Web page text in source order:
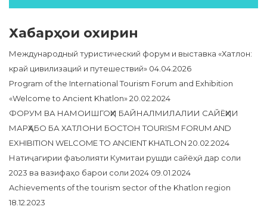
Хабарҳои охирин
Международный туристический форум и выставка «Хатлон:
край цивилизаций и путешествий» 04.04.2026
Program of the International Tourism Forum and Exhibition
«Welcome to Ancient Khatlon»20.02.2024
ФОРУМ ВА НАМОИШГОҲИ БАЙНАЛМИЛАЛИИ САЙЁҲИИ
МАРҲАБО БА ХАТЛОНИ БОСТОН TOURISM FORUM AND
EXHIBITION WELCOME TO ANCIENT KHATLON 20.02.2024
Натиҷагирии фаъолияти Кумитаи рушди сайёҳӣ дар соли
2023 ва вазифаҳо барои соли 2024 09.01.2024
Achievements of the tourism sector of the Khatlon region
18.12.2023